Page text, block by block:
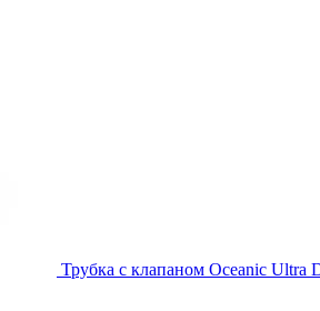
Трубка с клапаном Oceanic Ultra